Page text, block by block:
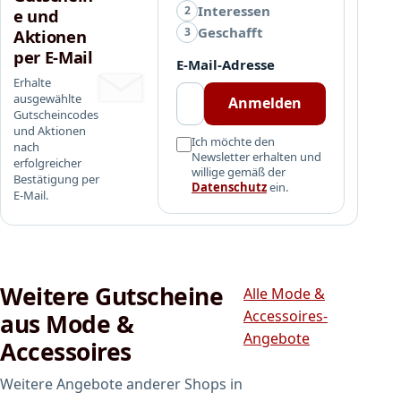
g
e
e
r
k
e und
Aktionen
per E-Mail
Erhalte
ausgewählte
Gutscheincodes
und Aktionen
nach
erfolgreicher
Bestätigung per
E-Mail.
2 Interessen
3 Geschafft
E-Mail-Adresse
Anmelden
Ich möchte den
Newsletter erhalten und
willige gemäß der
Datenschutzein.
Weitere Gutscheine
aus Mode &
Accessoires
Weitere Angebote anderer Shops in
Alle Mode &
Accessoires-
Angebote